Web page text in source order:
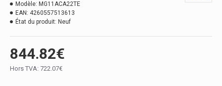
844.82€
Hors TVA: 722.07€
Modèle: MG11ACA22TE
EAN: 4260557513613
État du produit: Neuf